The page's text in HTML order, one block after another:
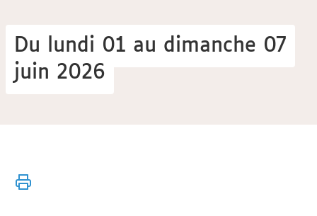
Du lundi 01 au dimanche 07
juin 2026
Vous
Accueil